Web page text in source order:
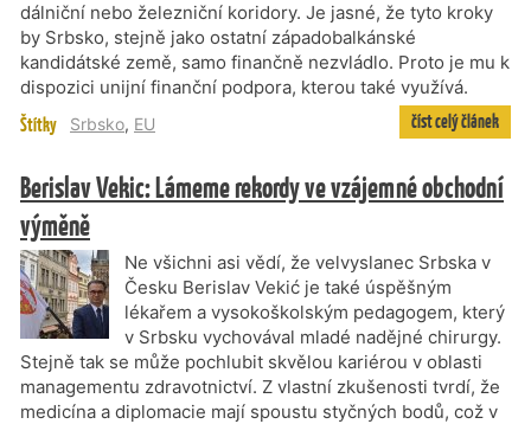
dálniční nebo železniční koridory. Je jasné, že tyto kroky
by Srbsko, stejně jako ostatní západobalkánské
kandidátské země, samo finančně nezvládlo. Proto je mu k
dispozici unijní finanční podpora, kterou také využívá.
Štítky Srbsko, EU číst celý článek
Berislav Vekic: Lámeme rekordy ve vzájemné obchodní
výměně
Ne všichni asi vědí, že velvyslanec Srbska v
Česku Berislav Vekić je také úspěšným
lékařem a vysokoškolským pedagogem, který
v Srbsku vychovával mladé nadějné chirurgy.
Stejně tak se může pochlubit skvělou kariérou v oblasti
managementu zdravotnictví. Z vlastní zkušenosti tvrdí, že
medicína a diplomacie mají spoustu styčných bodů, což v